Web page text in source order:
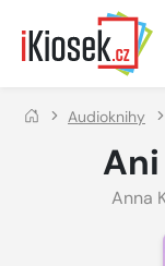
Přejít na hlavní obsah
Audioknihy
Anna